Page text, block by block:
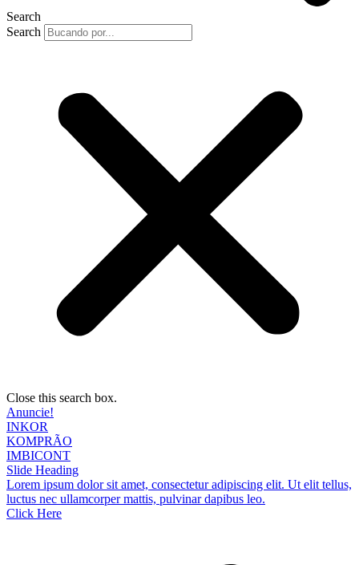
Search
Search
Close this search box.
Anuncie!
INKOR
KOMPRÃO
IMBICONT
Slide Heading
Lorem ipsum dolor sit amet, consectetur adipiscing elit. Ut elit tellus,
luctus nec ullamcorper mattis, pulvinar dapibus leo.
Click Here